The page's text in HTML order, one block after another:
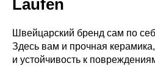
Laufen
Швейцарский бренд сам по
Здесь вам и прочная
и устойчивость к